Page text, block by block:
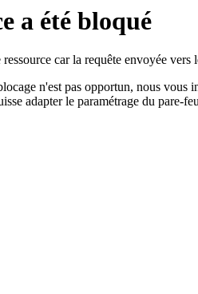
a été bloqué
car la requête envoyée vers
n'est pas opportun, nous vous
adapter le paramétrage du pare-